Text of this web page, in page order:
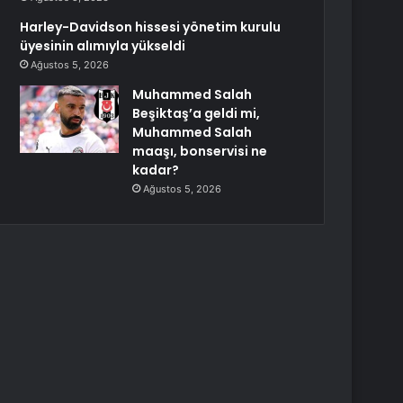
Harley-Davidson hissesi yönetim kurulu
üyesinin alımıyla yükseldi
Ağustos 5, 2026
Muhammed Salah
Beşiktaş’a geldi mi,
Muhammed Salah
maaşı, bonservisi ne
kadar?
Ağustos 5, 2026